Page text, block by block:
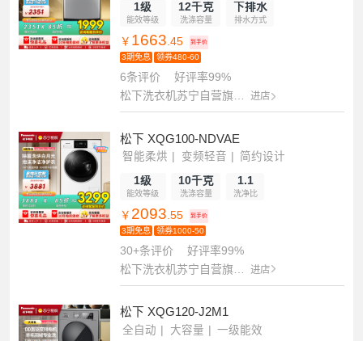
1级
能效等级
12千克
洗涤容量
下排水
排水方式
￥ 1663.45 到手价
3期免息 领券480-60
6条评价
好评率99%
松下洗衣机苏宁自营旗舰店
进店
松下 XQG100-NDVAE
智能柔烘 变频轻音 简约设计
1级
能效等级
10千克
洗涤容量
1.1
洗净比
￥ 2093 .55 到手价
3期免息 领券1000-50
30+条评价
好评率99%
松下洗衣机苏宁自营旗舰店
进店
松下 XQG120-J2M1
全自动 大容量 一级能效